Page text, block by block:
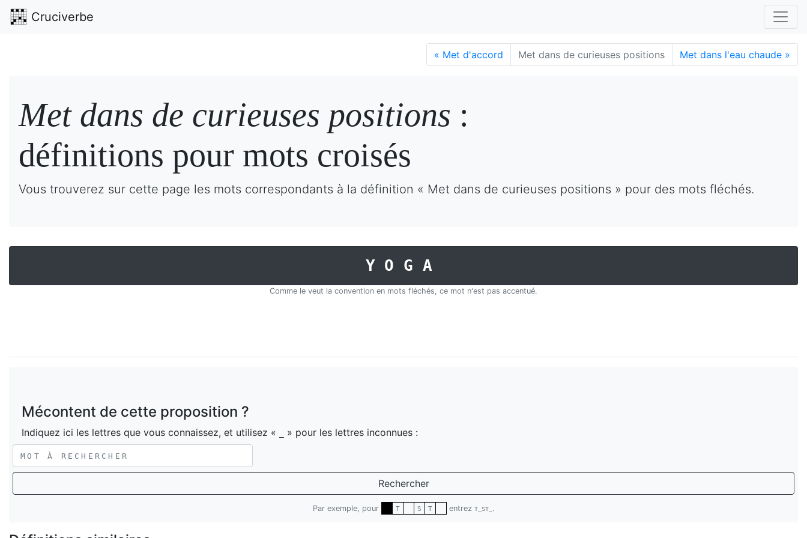
Cruciverbe
« Met d'accord Met dans de curieuses positions Met dans l'eau chaude »
Met dans de curieuses positions :
définitions pour mots croisés
Vous trouverez sur cette page les mots correspondants à la définition « Met dans de curieuses positions » pour des mots fléchés.
YOGA
Comme le veut la convention en mots fléchés, ce mot n'est pas accentué.
Mécontent de cette proposition ?
Indiquez ici les lettres que vous connaissez, et utilisez « » pour les lettres inconnues :
Rechercher
Par exemple, pour T S T entrez T_ST_ .